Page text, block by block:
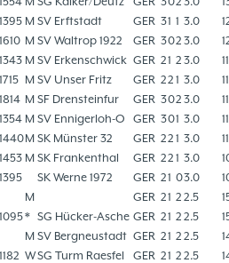
1395 M SV Erftstadt GER 31 1 3.0
1610 M SV Waltrop 1922 GER 302 3.0
1343 M SV Erkenschwick GER 21 2 3.0
1715 M SV Unser Fritz GER 22 1 3.0
1814 M SF Drensteinfur GER 302 3.0
1354 M SV Ennigerloh-O GER 301 3.0
1440M SK Münster 32 GER 22 1 3.0
1453 M SK Frankenthal GER 22 1 3.0
1395 SK Werne 1972 GER 21 03.0
M GER 21 2 2.5
1095* SG Hücker-Asche GER 21 2 2.5
M SV Bergneustadt GER 21 2 2.5
1182 WSG Turm Raesfel GER 21 2 2.5